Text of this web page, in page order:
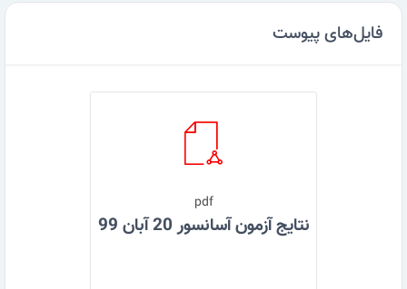
فایل‌های پیوست
pdf
نتایج آزمون آسانسور 20 آبان 99